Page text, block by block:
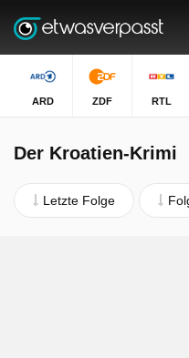
ARD ZDF RTL
Der Kroatien-Krimi
Letzte Folge